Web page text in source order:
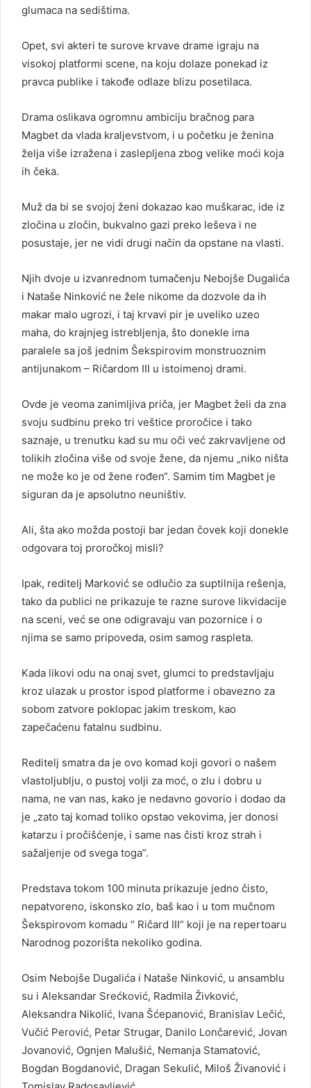
glumaca na sedištima.
Opet, svi akteri te surove krvave drame igraju na
visokoj platformi scene, na koju dolaze ponekad iz
pravca publike i takođe odlaze blizu posetilaca.
Drama oslikava ogromnu ambiciju bračnog para
Magbet da vlada kraljevstvom, i u početku je ženina
želja više izražena i zaslepljena zbog velike moći koja
ih čeka.
Muž da bi se svojoj ženi dokazao kao muškarac, ide iz
zločina u zločin, bukvalno gazi preko leševa i ne
posustaje, jer ne vidi drugi način da opstane na vlasti.
Njih dvoje u izvanrednom tumačenju Nebojše Dugalića
i Nataše Ninković ne žele nikome da dozvole da ih
makar malo ugrozi, i taj krvavi pir je uveliko uzeo
maha, do krajnjeg istrebljenja, što donekle ima
paralele sa još jednim Šekspirovim monstruoznim
antijunakom – Ričardom III u istoimenoj drami.
Ovde je veoma zanimljiva priča, jer Magbet želi da zna
svoju sudbinu preko tri veštice proročice i tako
saznaje, u trenutku kad su mu oči već zakrvavljene od
tolikih zločina više od svoje žene, da njemu „niko ništa
ne može ko je od žene rođen“. Samim tim Magbet je
siguran da je apsolutno neuništiv.
Ali, šta ako možda postoji bar jedan čovek koji donekle
odgovara toj proročkoj misli?
Ipak, reditelj Marković se odlučio za suptilnija rešenja,
tako da publici ne prikazuje te razne surove likvidacije
na sceni, već se one odigravaju van pozornice i o
njima se samo pripoveda, osim samog raspleta.
Kada likovi odu na onaj svet, glumci to predstavljaju
kroz ulazak u prostor ispod platforme i obavezno za
sobom zatvore poklopac jakim treskom, kao
zapečaćenu fatalnu sudbinu.
Reditelj smatra da je ovo komad koji govori o našem
vlastoljublju, o pustoj volji za moć, o zlu i dobru u
nama, ne van nas, kako je nedavno govorio i dodao da
je „zato taj komad toliko opstao vekovima, jer donosi
katarzu i pročišćenje, i same nas čisti kroz strah i
sažaljenje od svega toga”.
Predstava tokom 100 minuta prikazuje jedno čisto,
nepatvoreno, iskonsko zlo, baš kao i u tom mučnom
Šekspirovom komadu “ Ričard III“ koji je na repertoaru
Narodnog pozorišta nekoliko godina.
Osim Nebojše Dugalića i Nataše Ninković, u ansamblu
su i Aleksandar Srećković, Radmila Živković,
Aleksandra Nikolić, Ivana Šćepanović, Branislav Lečić,
Vučić Perović, Petar Strugar, Danilo Lončarević, Jovan
Jovanović, Ognjen Malušić, Nemanja Stamatović,
Bogdan Bogdanović, Dragan Sekulić, Miloš Živanović i